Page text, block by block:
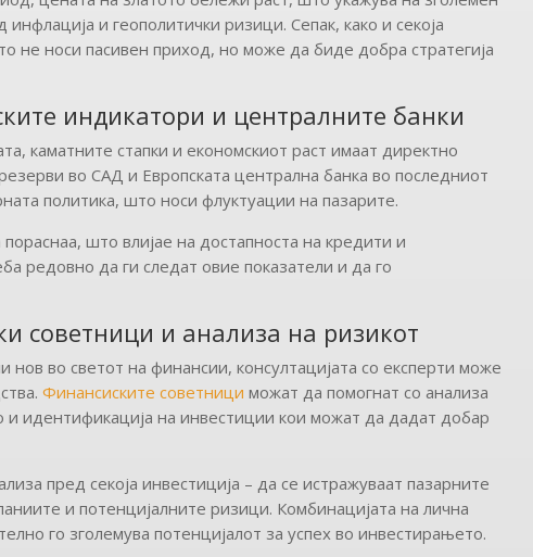
и геополитички ризици. Сепак, како и секоја
не носи пасивен приход, но може да биде добра стратегија
индикатори и централните банки
каматните стапки и економскиот раст имаат директно
во САД и Европската централна банка во последниот
политика, што носи флуктуации на пазарите.
што влијае на достапноста на кредити и
редовно да ги следат овие показатели и да го
советници и анализа на ризикот
нов во светот на финансии, консултацијата со експерти може
Финансиските советници можат да помогнат со анализа
идентификација на инвестиции кои можат да дадат добар
пред секоја инвестиција – да се истражуваат пазарните
и потенцијалните ризици. Комбинацијата на лична
го зголемува потенцијалот за успех во инвестирањето.